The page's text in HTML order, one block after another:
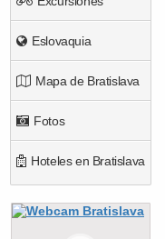
Eslovaquia
Mapa de Bratislava
Fotos
Hoteles en Bratislava